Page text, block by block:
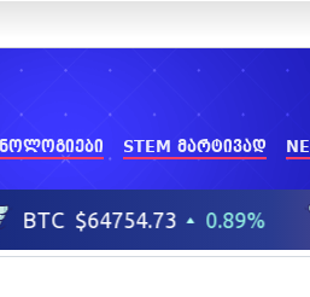
STEM მარტივად